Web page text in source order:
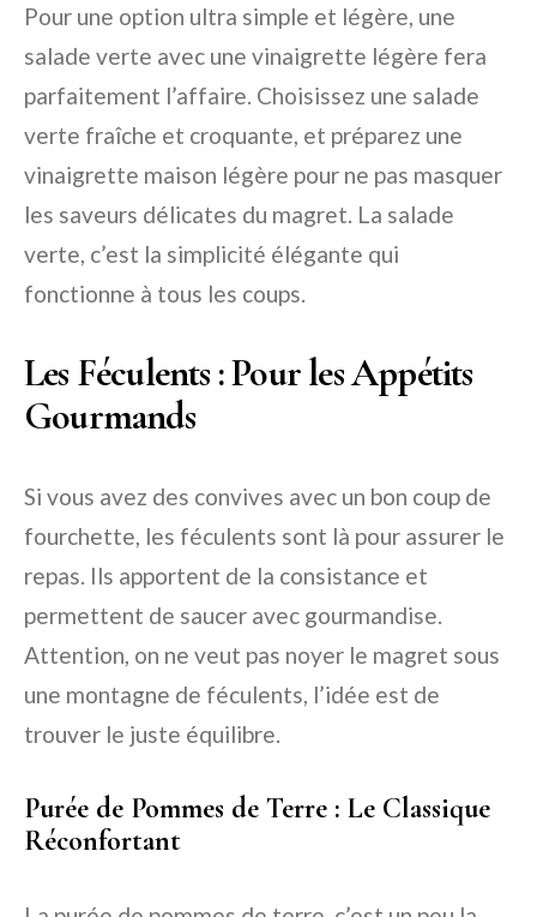
Pour une option ultra simple et légère, une
salade verte avec une vinaigrette légère fera
parfaitement l’affaire. Choisissez une salade
verte fraîche et croquante, et préparez une
vinaigrette maison légère pour ne pas masquer
les saveurs délicates du magret. La salade
verte, c’est la simplicité élégante qui
fonctionne à tous les coups.
Les Féculents : Pour les Appétits
Gourmands
Si vous avez des convives avec un bon coup de
fourchette, les féculents sont là pour assurer le
repas. Ils apportent de la consistance et
permettent de saucer avec gourmandise.
Attention, on ne veut pas noyer le magret sous
une montagne de féculents, l’idée est de
trouver le juste équilibre.
Purée de Pommes de Terre : Le Classique
Réconfortant